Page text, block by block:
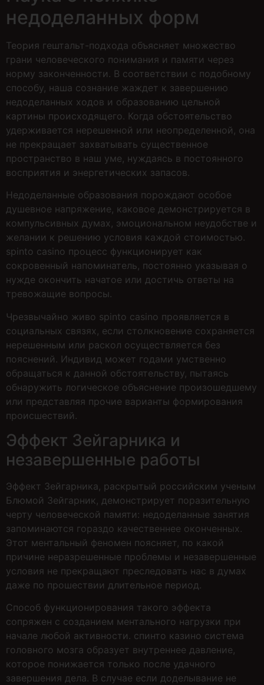
недоделанных форм
Теория гештальт-подхода объясняет множество
грани человеческого понимания и памяти через
норму законченности. В соответствии с подобному
способу, наша сознание жаждет к завершению
недоделанных ходов и образованию цельной
картины происходящего. Когда обстоятельство
удерживается нерешенной или неопределенной, она
не прекращает захватывать существенное
пространство в наш уме, нуждаясь в постоянного
восприятия и энергетических запасов.
Недоделанные образования порождают особое
душевное напряжение, каковое демонстрируется в
компульсивных думах, эмоциональном неудобстве и
желании к решению условия каждой стоимостью.
spinto casino процесс функционирует как
сокровенный напоминатель, постоянно указывая о
нужде окончить начатое или достичь ответы на
тревожащие вопросы.
Чрезвычайно живо spinto casino проявляется в
социальных связях, если столкновение сохраняется
нерешенным или раскол осуществляется без
пояснений. Индивид может годами умственно
обращаться к данной обстоятельству, пытаясь
обнаружить логическое объяснение произошедшему
или представляя прочие варианты формирования
происшествий.
Эффект Зейгарника и
незавершенные работы
Эффект Зейгарника, раскрытый российским ученым
Блюмой Зейгарник, демонстрирует поразительную
черту человеческой памяти: недоделанные занятия
запоминаются гораздо качественнее оконченных.
Этот ментальный феномен поясняет, по какой
причине неразрешенные проблемы и незавершенные
условия не прекращают преследовать нас в думах
даже по прошествии длительное период.
Способ функционирования такого эффекта
сопряжен с созданием ментального нагрузки при
начале любой активности. спинто казино система
головного мозга образует внутреннее давление,
которое понижается только после удачного
завершения дела. В случае если доделывание не